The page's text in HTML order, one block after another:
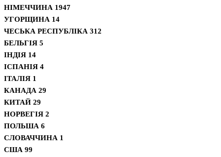
НІМЕЧЧИНА 1947
УГОРЩИНА 14
ЧЕСЬКА РЕСПУБЛІКА 312
БЕЛЬГІЯ 5
ІНДІЯ 14
ІСПАНІЯ 4
ІТАЛІЯ 1
КАНАДА 29
КИТАЙ 29
НОРВЕГІЯ 2
ПОЛЬША 6
СЛОВАЧЧИНА 1
США 99